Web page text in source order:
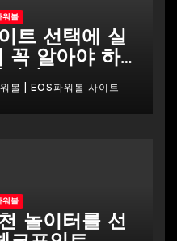
워볼
트 선택에 실
꼭 알아야 하
다
볼 | EOS파워볼 사이트
워볼
놀이터를 선